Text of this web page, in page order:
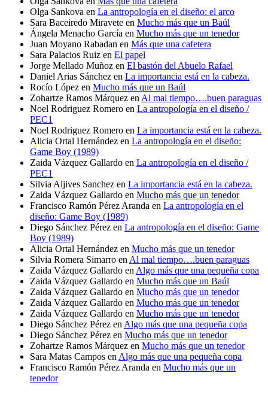
Olga Sankova en La antropología en el diseño: el arco
Sara Baceiredo Miravete en Mucho más que un Baúl
Ángela Menacho García en Mucho más que un tenedor
Juan Moyano Rabadan en Más que una cafetera
Sara Palacios Ruiz en El papel
Jorge Mellado Muñoz en El bastón del Abuelo Rafael
Daniel Arias Sánchez en La importancia está en la cabeza.
Rocío López en Mucho más que un Baúl
Zohartze Ramos Márquez en Al mal tiempo….buen paraguas
Noel Rodriguez Romero en La antropología en el diseño /
PEC1
Noel Rodriguez Romero en La importancia está en la cabeza.
Alicia Ortal Hernández en La antropología en el diseño:
Game Boy (1989)
Zaida Vázquez Gallardo en La antropología en el diseño /
PEC1
Silvia Aljives Sanchez en La importancia está en la cabeza.
Zaida Vázquez Gallardo en Mucho más que un tenedor
Francisco Ramón Pérez Aranda en La antropología en el
diseño: Game Boy (1989)
Diego Sánchez Pérez en La antropología en el diseño: Game
Boy (1989)
Alicia Ortal Hernández en Mucho más que un tenedor
Silvia Romera Simarro en Al mal tiempo….buen paraguas
Zaida Vázquez Gallardo en Algo más que una pequeña copa
Zaida Vázquez Gallardo en Mucho más que un Baúl
Zaida Vázquez Gallardo en Mucho más que un tenedor
Zaida Vázquez Gallardo en Mucho más que un tenedor
Zaida Vázquez Gallardo en Mucho más que un tenedor
Diego Sánchez Pérez en Algo más que una pequeña copa
Diego Sánchez Pérez en Mucho más que un tenedor
Zohartze Ramos Márquez en Mucho más que un tenedor
Sara Matas Campos en Algo más que una pequeña copa
Francisco Ramón Pérez Aranda en Mucho más que un
tenedor